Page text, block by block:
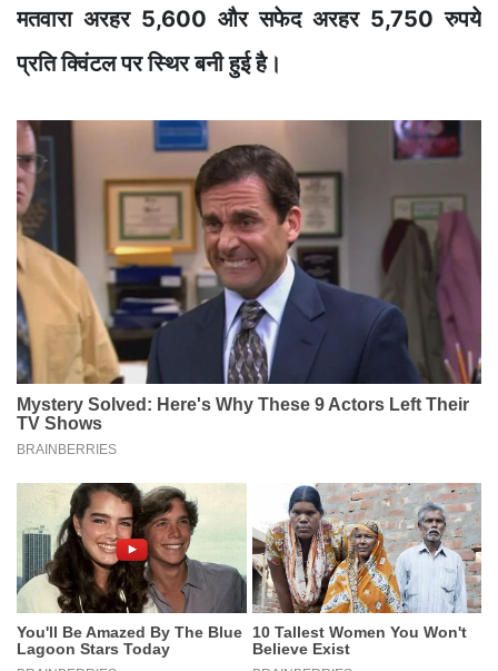
मतवारा अरहर 5,600 और सफेद अरहर 5,750 रुपये
प्रति क्विंटल पर स्थिर बनी हुई है।